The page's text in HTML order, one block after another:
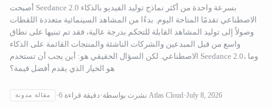
أصبحت Seedance 2.0 بسرعة واحدة من أكثر نماذج توليد الفيديو بالذكاء
الاصطناعي تقدمًا المتاحة اليوم. بدءًا من المشاهد السينمائية متعددة اللقطات
وصولاً إلى توليد المشاهد القابلة للتحكم بدرجة عالية، فقد تم تبنيها على نطاق
واسع من قبل المبدعين والشركات الناشئة والمنتجات القائمة على الذكاء
الاصطناعي. لكن السؤال الحقيقي هو: أين يجب أن تستخدم Seedance 2.0، وما
هو الخيار الذي يقدم أفضل قيمة؟
مقالة مدونة 6 دقيقة قراءة نشرت بواسطة Atlas Cloud July 8, 2026
تسعير واجهة برمجة تطبيقات Seedance 2.0: مقارنة مع أرخص
مزود خدمة